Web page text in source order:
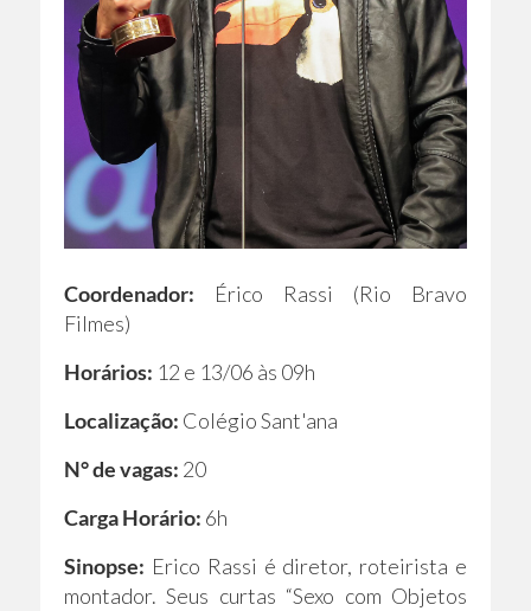
Coordenador:
Érico Rassi (Rio Bravo
Filmes)
Horários: 12 e 13/06 às 09h
Localização: Colégio Sant'ana
N° de vagas: 20
Carga Horário: 6h
Sinopse: Erico Rassi é diretor, roteirista e
montador. Seus curtas “Sexo com Objetos